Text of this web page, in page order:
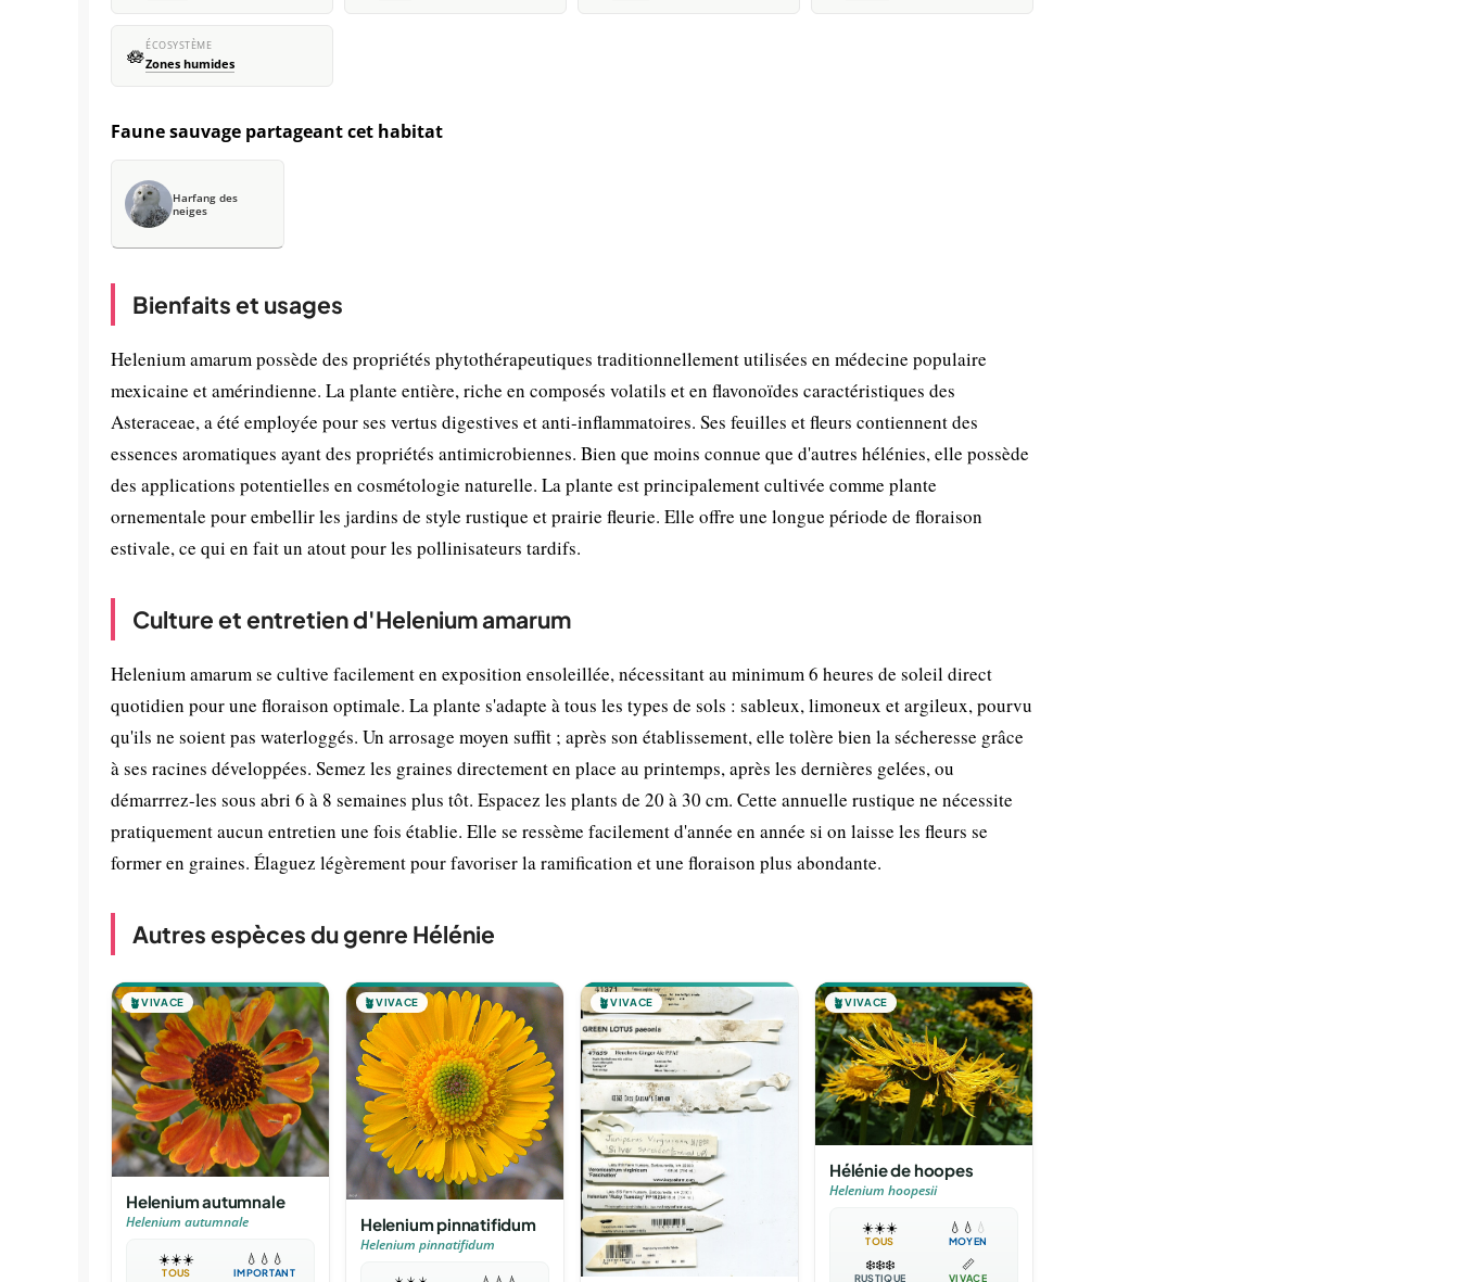
🪷ÉCOSYSTÈME
Zones humides
Faune sauvage partageant cet habitat
Harfang des
neiges
Bienfaits et usages
Helenium amarum possède des propriétés phytothérapeutiques traditionnellement utilisées en médecine populaire
mexicaine et amérindienne. La plante entière, riche en composés volatils et en flavonoïdes caractéristiques des
Asteraceae, a été employée pour ses vertus digestives et anti-inflammatoires. Ses feuilles et fleurs contiennent des
essences aromatiques ayant des propriétés antimicrobiennes. Bien que moins connue que d'autres hélénies, elle possède
des applications potentielles en cosmétologie naturelle. La plante est principalement cultivée comme plante
ornementale pour embellir les jardins de style rustique et prairie fleurie. Elle offre une longue période de floraison
estivale, ce qui en fait un atout pour les pollinisateurs tardifs.
Culture et entretien d'Helenium amarum
Helenium amarum se cultive facilement en exposition ensoleillée, nécessitant au minimum 6 heures de soleil direct
quotidien pour une floraison optimale. La plante s'adapte à tous les types de sols : sableux, limoneux et argileux, pourvu
qu'ils ne soient pas waterloggés. Un arrosage moyen suffit ; après son établissement, elle tolère bien la sécheresse grâce
à ses racines développées. Semez les graines directement en place au printemps, après les dernières gelées, ou
démarrrez-les sous abri 6 à 8 semaines plus tôt. Espacez les plants de 20 à 30 cm. Cette annuelle rustique ne nécessite
pratiquement aucun entretien une fois établie. Elle se ressème facilement d'année en année si on laisse les fleurs se
former en graines. Élaguez légèrement pour favoriser la ramification et une floraison plus abondante.
Autres espèces du genre Hélénie
🪴VIVACE
Helenium autumnale
Helenium autumnale
☀️☀️☀️
TOUS
💧 💧 💧
IMPORTANT
🪴VIVACE
Helenium pinnatifidum
Helenium pinnatifidum
🪴VIVACE 🪴VIVACE
Hélénie de hoopes
Helenium hoopesii
☀️☀️☀️
TOUS
💧 💧 💧
MOYEN
❄️❄️❄️
RUSTIQUE
📏
VIVACE